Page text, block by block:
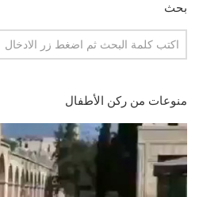
بحث
منوعات من ركن الأطفال